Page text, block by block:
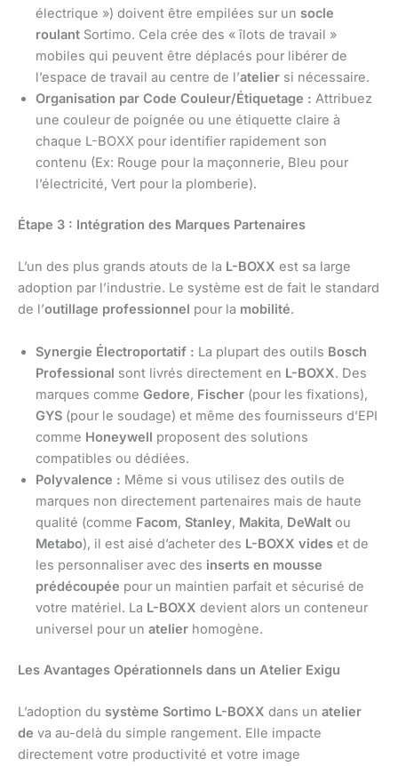
électrique ») doivent être empilées sur un socle
roulant Sortimo. Cela crée des « îlots de travail »
mobiles qui peuvent être déplacés pour libérer de
l’espace de travail au centre de l’atelier si nécessaire.
Organisation par Code Couleur/Étiquetage : Attribuez
une couleur de poignée ou une étiquette claire à
chaque L-BOXX pour identifier rapidement son
contenu (Ex: Rouge pour la maçonnerie, Bleu pour
l’électricité, Vert pour la plomberie).
Étape 3 : Intégration des Marques Partenaires
L’un des plus grands atouts de la L-BOXX est sa large
adoption par l’industrie. Le système est de fait le standard
de l’outillage professionnel pour la mobilité.
Synergie Électroportatif : La plupart des outils Bosch
Professional sont livrés directement en L-BOXX. Des
marques comme Gedore, Fischer (pour les fixations),
GYS (pour le soudage) et même des fournisseurs d’EPI
comme Honeywell proposent des solutions
compatibles ou dédiées.
Polyvalence : Même si vous utilisez des outils de
marques non directement partenaires mais de haute
qualité (comme Facom, Stanley, Makita, DeWalt ou
Metabo), il est aisé d’acheter des L-BOXX vides et de
les personnaliser avec des inserts en mousse
prédécoupée pour un maintien parfait et sécurisé de
votre matériel. La L-BOXX devient alors un conteneur
universel pour un atelier homogène.
Les Avantages Opérationnels dans un Atelier Exigu
L’adoption du système Sortimo L-BOXX dans un atelier
de va au-delà du simple rangement. Elle impacte
directement votre productivité et votre image